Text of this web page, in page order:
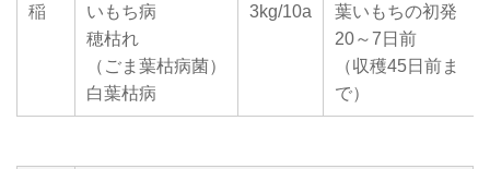
稲
いもち病
穂枯れ
（ごま葉枯病菌）
白葉枯病
3kg/10a
葉いもちの初発
20～7日前
（収穫45日前ま
で）